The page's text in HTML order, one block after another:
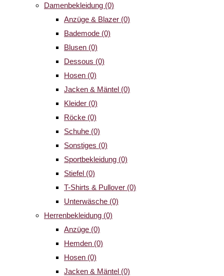
Damenbekleidung (0)
Anzüge & Blazer (0)
Bademode (0)
Blusen (0)
Dessous (0)
Hosen (0)
Jacken & Mäntel (0)
Kleider (0)
Röcke (0)
Schuhe (0)
Sonstiges (0)
Sportbekleidung (0)
Stiefel (0)
T-Shirts & Pullover (0)
Unterwäsche (0)
Herrenbekleidung (0)
Anzüge (0)
Hemden (0)
Hosen (0)
Jacken & Mäntel (0)